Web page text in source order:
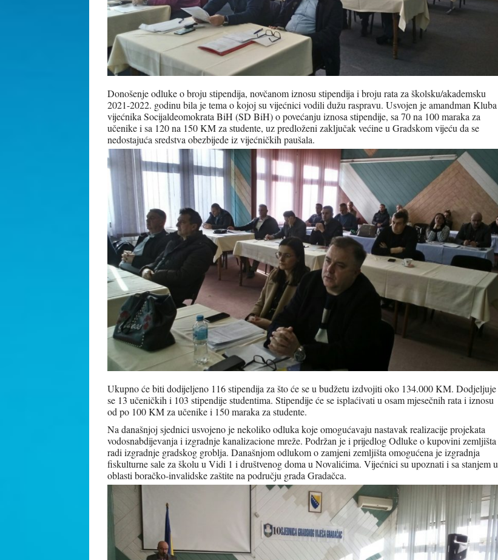
Donošenje odluke o broju stipendija, novčanom iznosu stipendija i broju rata za školsku/akademsku
2021-2022. godinu bila je tema o kojoj su vijećnici vodili dužu raspravu. Usvojen je amandman Kluba
vijećnika Socijaldeomokrata BiH (SD BiH) o povećanju iznosa stipendije, sa 70 na 100 maraka za
učenike i sa 120 na 150 KM za studente, uz predloženi zaključak većine u Gradskom vijeću da se
nedostajuća sredstva obezbijede iz vijećničkih paušala.
Ukupno će biti dodijeljeno 116 stipendija za što će se u budžetu izdvojiti oko 134.000 KM. Dodjeljuje
se 13 učeničkih i 103 stipendije studentima. Stipendije će se isplaćivati u osam mjesečnih rata i iznosu
od po 100 KM za učenike i 150 maraka za studente.
Na današnjoj sjednici usvojeno je nekoliko odluka koje omogućavaju nastavak realizacije projekata
vodosnabdijevanja i izgradnje kanalizacione mreže. Podržan je i prijedlog Odluke o kupovini zemljišta
radi izgradnje gradskog groblja. Današnjom odlukom o zamjeni zemljišta omogućena je izgradnja
fiskulturne sale za školu u Vidi 1 i društvenog doma u Novalićima. Vijećnici su upoznati i sa stanjem u
oblasti boračko-invalidske zaštite na području grada Gradačca.